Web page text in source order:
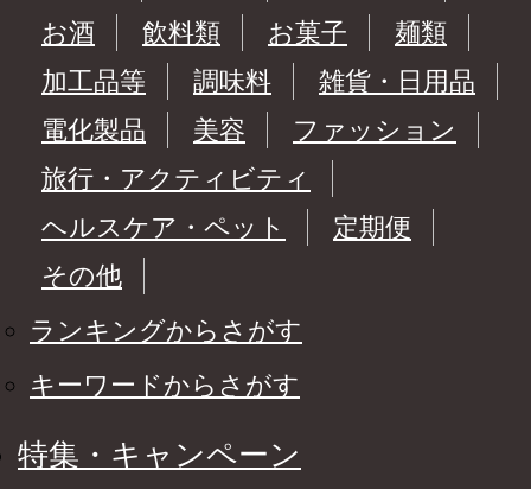
お酒
飲料類 お菓子
麺類
加工品等
調味料
雑貨・日用品
電化製品
美容
ファッション
旅行・アクティビティ
ヘルスケア・ペット
定期便
その他
ランキングからさがす
キーワードからさがす
特集・キャンペーン